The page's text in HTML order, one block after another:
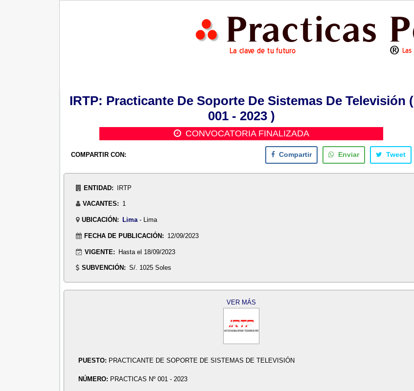
IRTP: Practicante De Soporte De Sistemas De Televisión (
001 - 2023 )
CONVOCATORIA FINALIZADA
COMPARTIR CON: Compartir Enviar Tweet
ENTIDAD: IRTP
VACANTES: 1
UBICACIÓN: Lima- Lima
FECHA DE PUBLICACIÓN: 12/09/2023
VIGENTE: Hasta el 18/09/2023
SUBVENCIÓN: S/. 1025 Soles
VER MÁS
PUESTO: PRACTICANTE DE SOPORTE DE SISTEMAS DE TELEVISIÓN
NÚMERO: PRACTICAS Nº 001 - 2023